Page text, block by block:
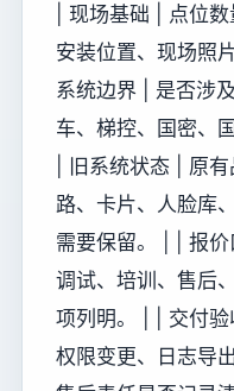
| 现场基础 | 点位
安装位置、现场照
系统边界 | 是否涉
车、梯控、国密、
| 旧系统状态 | 原
路、卡片、人脸库
需要保留。 | | 报价
调试、培训、售后
项列明。 | | 交付验
权限变更、日志导